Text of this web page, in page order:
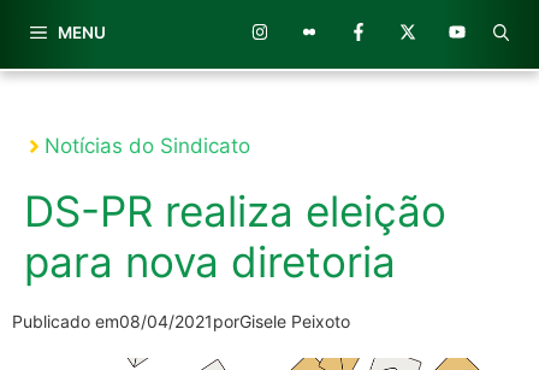
MENU
Notícias do Sindicato
DS-PR realiza eleição
para nova diretoria
Publicado em08/04/2021porGisele Peixoto